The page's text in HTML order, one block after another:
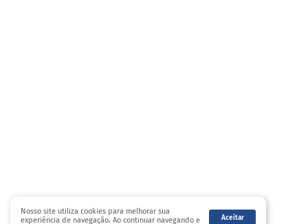
Nosso site utiliza cookies para melhorar sua
experiência de navegação. Ao continuar navegando e
Aceitar